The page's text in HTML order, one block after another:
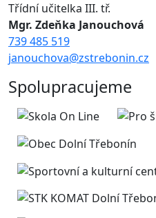
Třídní učitelka III. tř.
Mgr. Zdeňka Janouchová
739 485 519
janouchova@zstrebonin.cz
Spolupracujeme